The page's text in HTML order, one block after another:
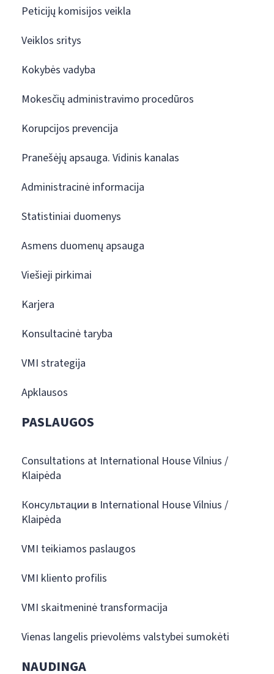
Peticijų komisijos veikla
Veiklos sritys
Kokybės vadyba
Mokesčių administravimo procedūros
Korupcijos prevencija
Pranešėjų apsauga. Vidinis kanalas
Administracinė informacija
Statistiniai duomenys
Asmens duomenų apsauga
Viešieji pirkimai
Karjera
Konsultacinė taryba
VMI strategija
Apklausos
PASLAUGOS
Consultations at International House Vilnius /
Klaipėda
Консультации в International House Vilnius /
Klaipėda
VMI teikiamos paslaugos
VMI kliento profilis
VMI skaitmeninė transformacija
Vienas langelis prievolėms valstybei sumokėti
NAUDINGA